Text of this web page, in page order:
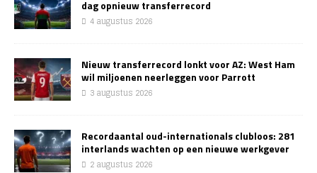
dag opnieuw transferrecord
4 augustus 2026
Nieuw transferrecord lonkt voor AZ: West Ham
wil miljoenen neerleggen voor Parrott
3 augustus 2026
Recordaantal oud-internationals clubloos: 281
interlands wachten op een nieuwe werkgever
2 augustus 2026